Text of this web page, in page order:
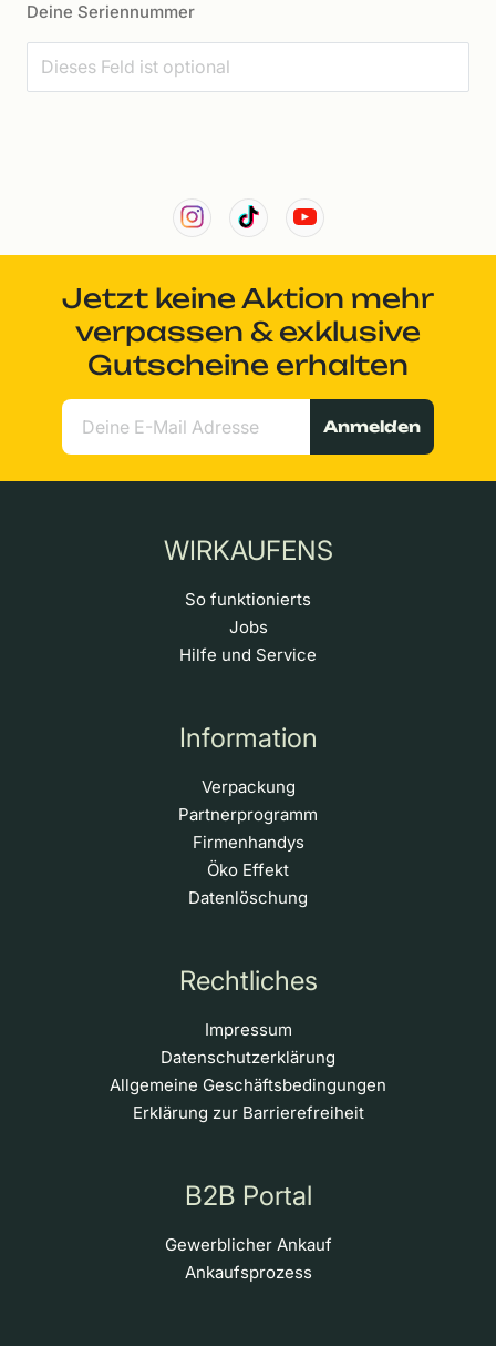
Deine Seriennummer
Jetzt keine Aktion mehr
verpassen & exklusive
Gutscheine erhalten
Anmelden
WIRKAUFENS
So funktionierts
Jobs
Hilfe und Service
Information
Verpackung
Partnerprogramm
Firmenhandys
Öko Effekt
Datenlöschung
Rechtliches
Impressum
Datenschutzerklärung
Allgemeine Geschäftsbedingungen
Erklärung zur Barrierefreiheit
B2B Portal
Gewerblicher Ankauf
Ankaufsprozess